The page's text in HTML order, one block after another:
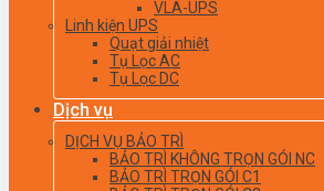
VLA-UPS
Linh kiện UPS
Quạt giải nhiệt
Tụ Lọc AC
Tụ Lọc DC
Dịch vụ
DỊCH VỤ BẢO TRÌ
BẢO TRÌ KHÔNG TRỌN GÓI NC
BẢO TRÌ TRỌN GÓI C1